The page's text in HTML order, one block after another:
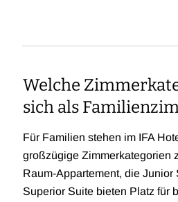
Welche
sich als
Für Familien stehen im IFA
großzügige Zimmerkategorien
Raum-Appartement, die Junior
Superior Suite bieten Platz für